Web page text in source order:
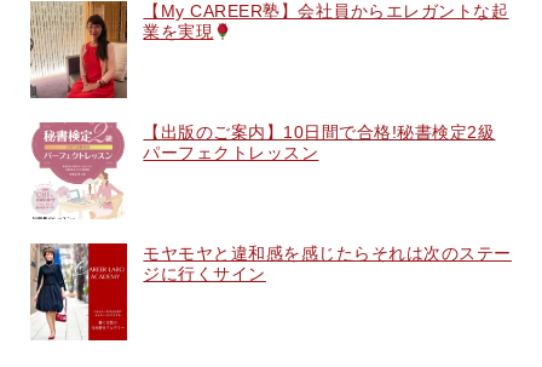
【My CAREER塾】会社員からエレガントな起
業を実現
【出版のご案内】10日間で合格!秘書検定2級
パーフェクトレッスン
モヤモヤと違和感を感じたらそれは次のステー
ジに行くサイン